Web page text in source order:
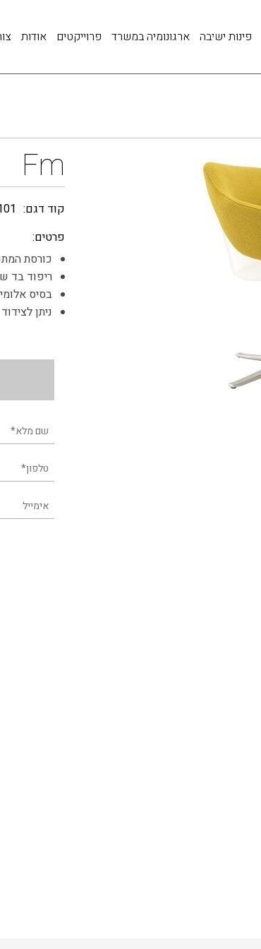
פינות ישיבה ארגונומיה במשרד פרוייקטים אודות
Fm
קוד דגם:
פרטים:
כורסת
ריפוד בד
בסיס
ניתן לצידוד